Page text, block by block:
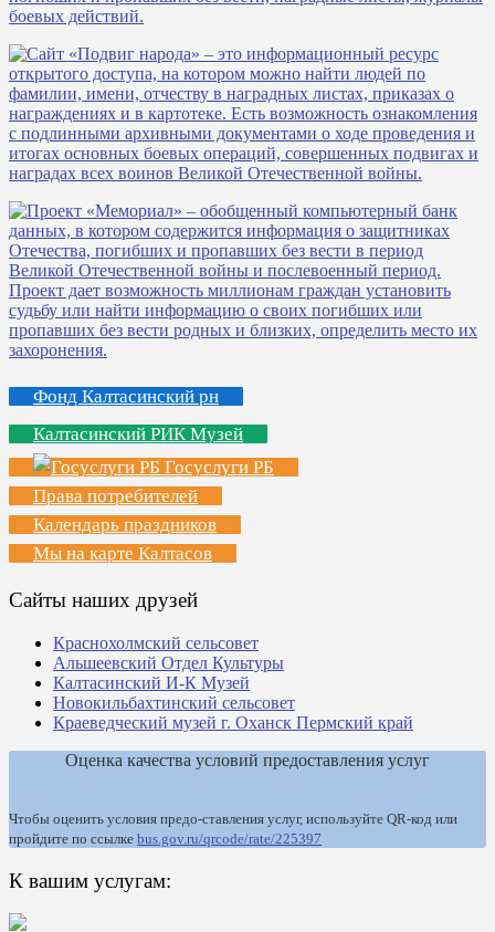
Фонд Калтасинский рн
Калтасинский РИК Музей
Госуслуги РБ
Права потребителей
Календарь праздников
Мы на карте Калтасов
Сайты наших друзей
Краснохолмский сельсовет
Альшеевский Отдел Культуры
Калтасинский И-К Музей
Новокильбахтинский сельсовет
Краеведческий музей г. Оханск Пермский край
Оценка качества условий предоставления услуг
Чтобы оценить условия предо-ставления услуг, используйте QR-код или
пройдите по ссылке bus.gov.ru/qrcode/rate/225397
К вашим услугам: